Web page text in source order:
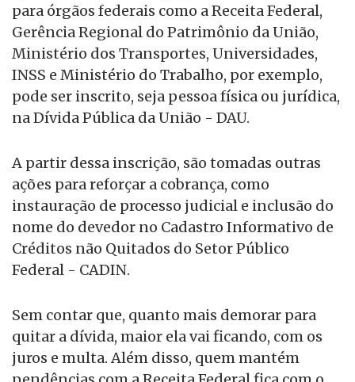
para órgãos federais como a Receita Federal,
Gerência Regional do Patrimônio da União,
Ministério dos Transportes, Universidades,
INSS e Ministério do Trabalho, por exemplo,
pode ser inscrito, seja pessoa física ou jurídica,
na Dívida Pública da União - DAU.
A partir dessa inscrição, são tomadas outras
ações para reforçar a cobrança, como
instauração de processo judicial e inclusão do
nome do devedor no Cadastro Informativo de
Créditos não Quitados do Setor Público
Federal - CADIN.
Sem contar que, quanto mais demorar para
quitar a dívida, maior ela vai ficando, com os
juros e multa. Além disso, quem mantém